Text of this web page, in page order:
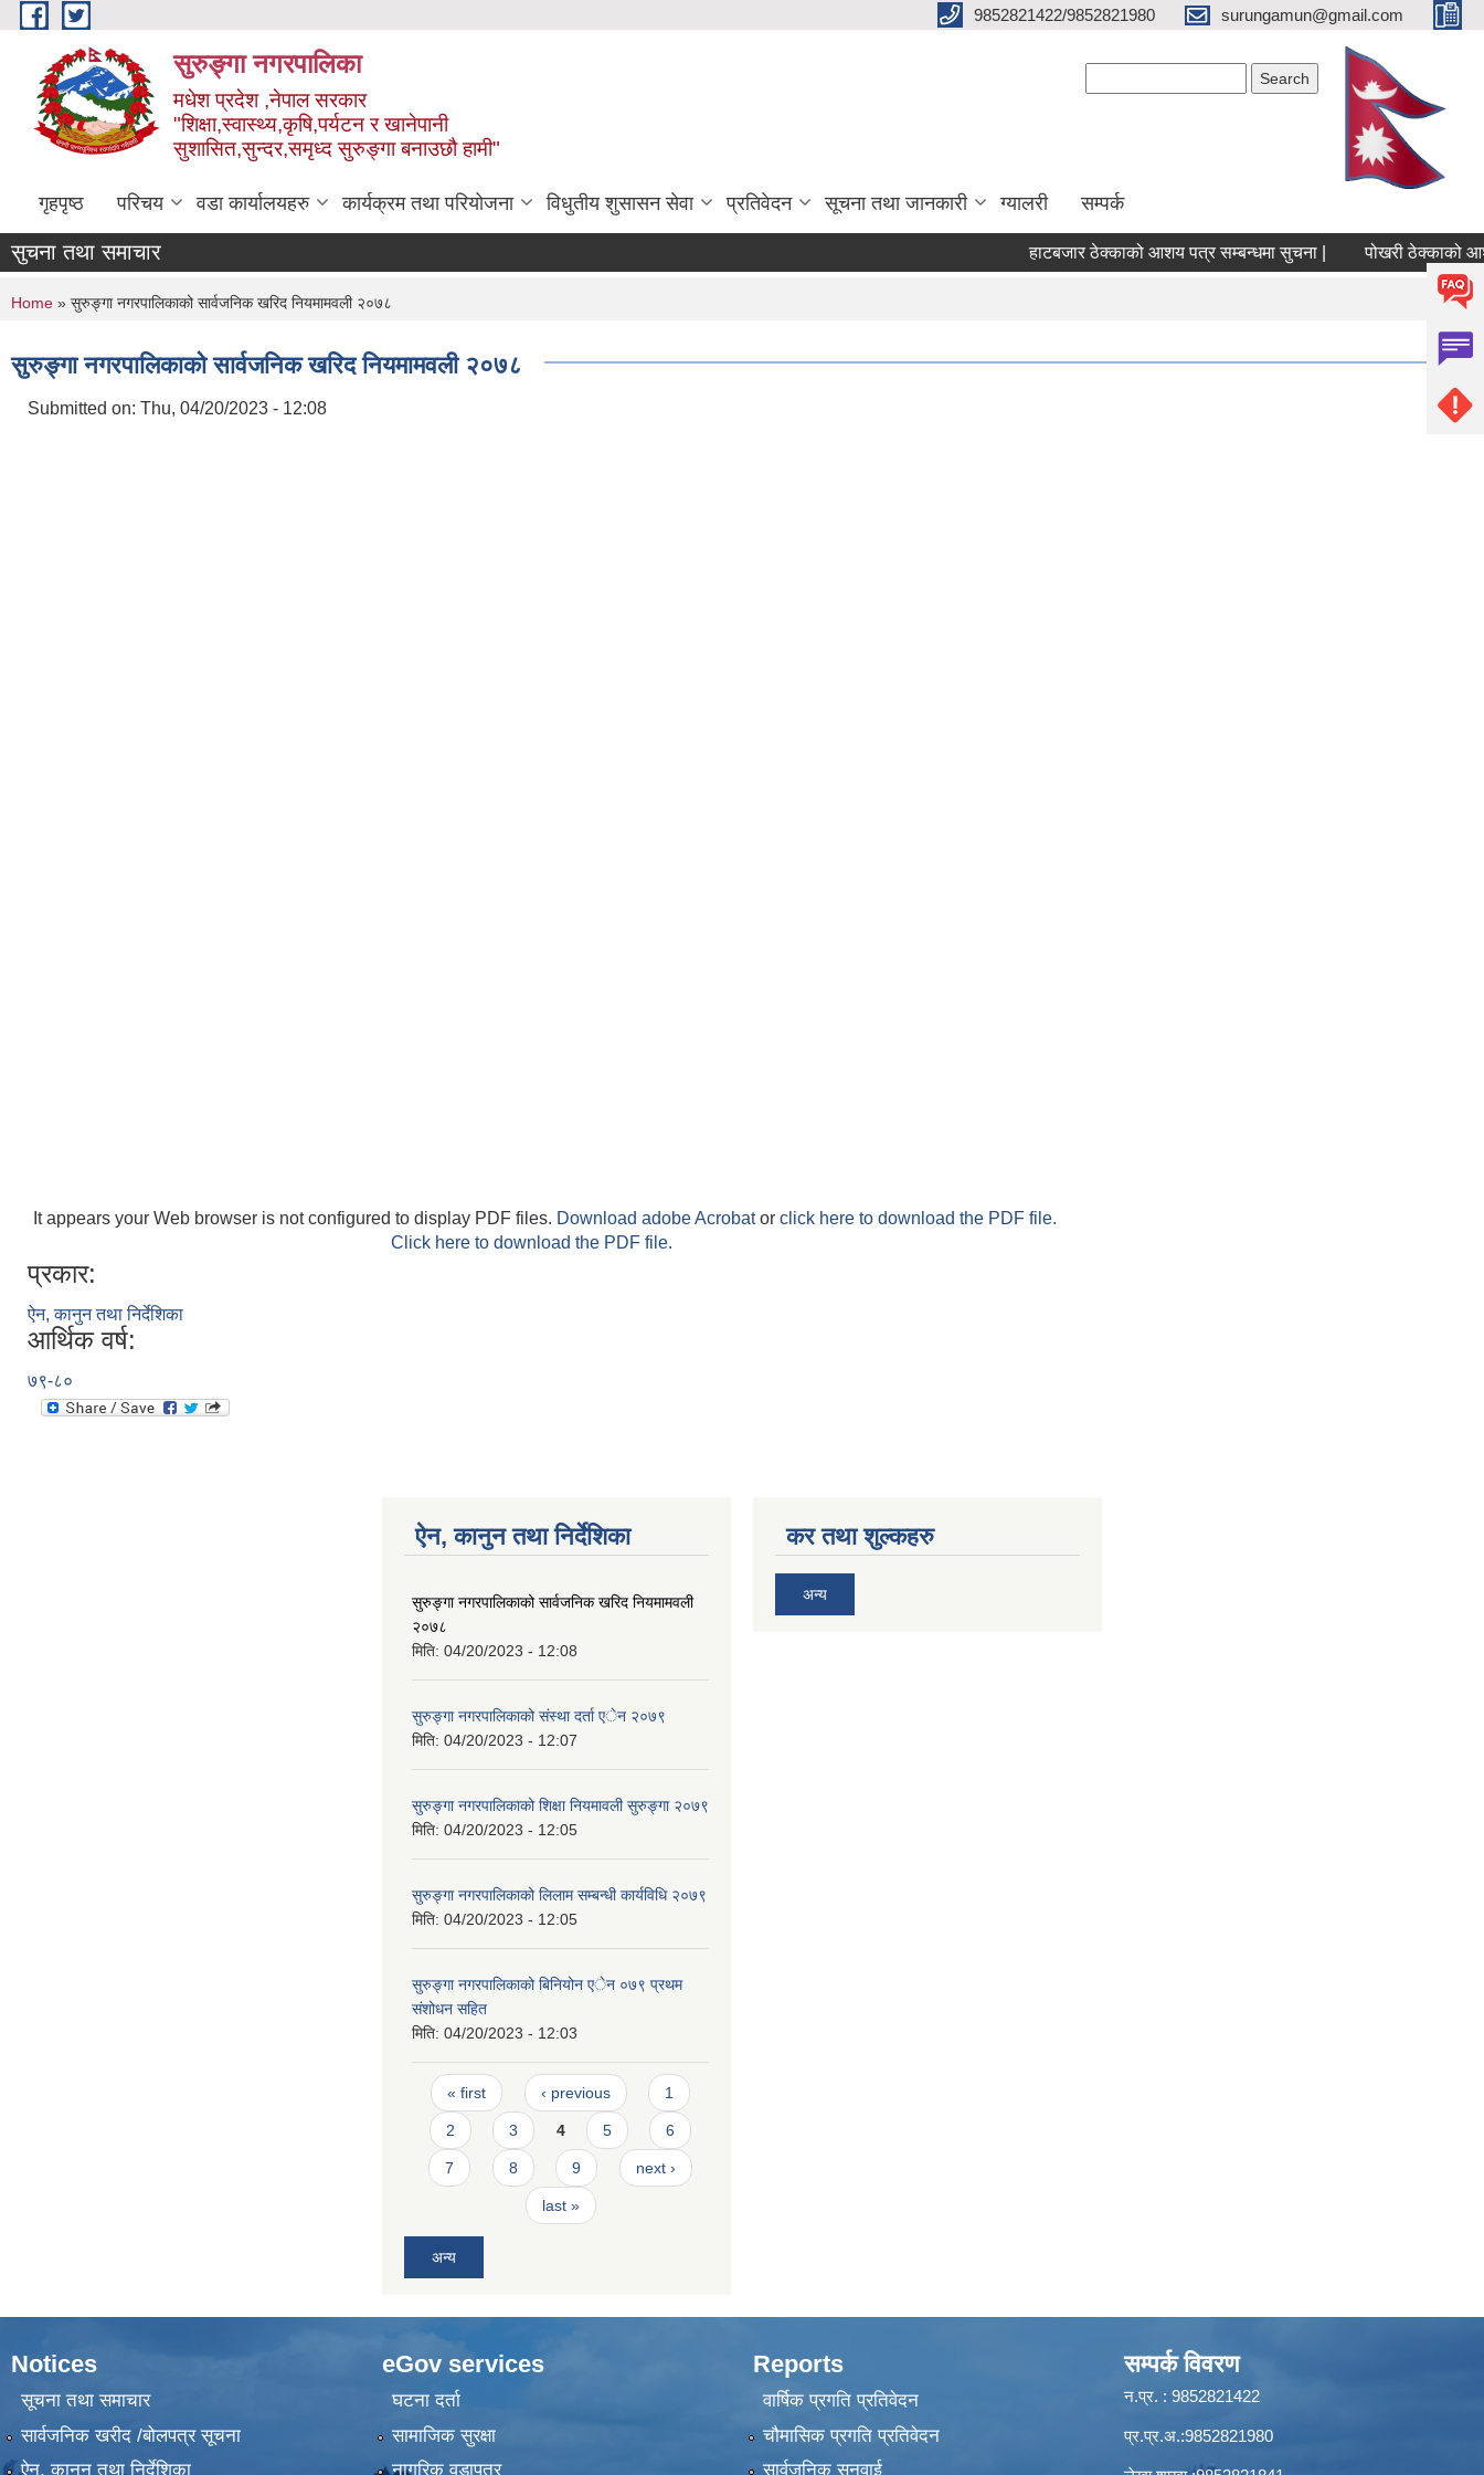
Skip to main content 9852821422/9852821980 surungamun@gmail.com
सुरुङ्‍गा नगरपालिका
मधेश प्रदेश ,नेपाल सरकार
"शिक्षा,स्वास्थ्य,कृषि,पर्यटन र खानेपानी
सुशासित,सुन्दर,समृध्द सुरुङ्गा बनाउछौ हामी"
गृहपृष्ठ परिचय वडा कार्यालयहरु कार्यक्रम तथा परियोजना विधुतीय शुसासन सेवा प्रतिवेदन सूचना तथा जानकारी ग्यालरी सम्पर्क
सुचना तथा समाचार हाटबजार ठेक्काको आशय पत्र सम्बन्धमा सुचना | पोखरी ठेक्काको आशय
You are here
Home » सुरुङ्गा नगरपालिकाको सार्वजनिक खरिद नियमामवली २०७८
सुरुङ्गा नगरपालिकाको सार्वजनिक खरिद नियमामवली २०७८
Submitted on: Thu, 04/20/2023 - 12:08
It appears your Web browser is not configured to display PDF files. Download adobe Acrobator click here to download the PDF file.
Click here to download the PDF file.
प्रकार:
ऐन, कानुन तथा निर्देशिका
आर्थिक वर्ष:
७९-८०
ऐन, कानुन तथा निर्देशिका
सुरुङ्गा नगरपालिकाको सार्वजनिक खरिद नियमामवली
२०७८
मिति: 04/20/2023 - 12:08
सुरुङ्गा नगरपालिकाको संस्था दर्ता एेन २०७९
मिति: 04/20/2023 - 12:07
सुरुङ्गा नगरपालिकाको शिक्षा नियमावली सुरुङ्गा २०७९
मिति: 04/20/2023 - 12:05
सुरुङ्गा नगरपालिकाको लिलाम सम्बन्धी कार्यविधि २०७९
मिति: 04/20/2023 - 12:05
सुरुङ्गा नगरपालिकाको बिनियोन एेन ०७९ प्रथम
संशोधन सहित
मिति: 04/20/2023 - 12:03
Pages
« first ‹ previous 1
2 3 4 5 6
7 8 9 next ›
last »
अन्य
कर तथा शुल्कहरु
अन्य
Notices
सूचना तथा समाचार
सार्वजनिक खरीद /बोलपत्र सूचना
ऐन, कानुन तथा निर्देशिका
eGov services
घटना दर्ता
सामाजिक सुरक्षा
नागरिक वडापत्र
Reports
वार्षिक प्रगति प्रतिवेदन
चौमासिक प्रगति प्रतिवेदन
सार्वजनिक सुनुवाई
सम्पर्क विवरण
न.प्र. : 9852821422
प्र.प्र.अ.:9852821980